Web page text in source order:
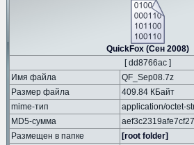
QuickFox (Сен 2008)
[ dd8766ac ]
Имя файла
QF_Sep08.7z
Размер файла
409.84 КБайт
mime-тип
application/octet-
MD5-сумма
Размещен в папке
[root folder]